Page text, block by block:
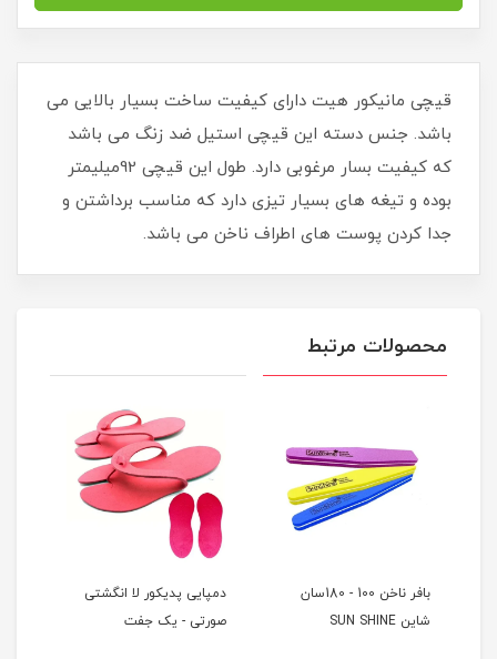
قیچی مانیکور هیت دارای کیفیت ساخت بسیار بالایی می
باشد. جنس دسته این قیچی استیل ضد زنگ می باشد
که کیفیت بسار مرغوبی دارد. طول این قیچی 92میلیمتر
بوده و تیغه های بسیار تیزی دارد که مناسب برداشتن و
جدا کردن پوست های اطراف ناخن می باشد.
محصولات مرتبط
بافر ناخن 100 - 180سان
شاین SUN SHINE
دمپایی پدیکور لا انگشتی
صورتی - یک جفت